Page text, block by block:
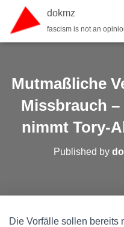
dokmz
fascism is not an
Mutmaßliche
Missbrauch
nimmt Tory-
Published by
Die Vorfälle sollen bereits